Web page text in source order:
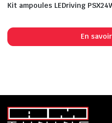
Kit ampoules LEDriving
En